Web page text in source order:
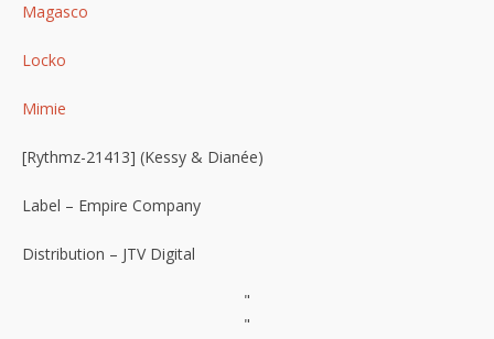
Magasco
Locko
Mimie
[Rythmz-21413] (Kessy & Dianée)
Label – Empire Company
Distribution – JTV Digital
"
"